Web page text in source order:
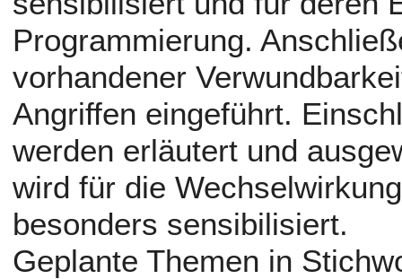
Programmierung.
vorhandener
Angriffen eingeführt.
werden erläutert und
wird für die
besonders sensibilisiert.
Geplante Themen in